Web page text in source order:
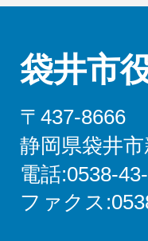
袋井市
〒437-8666
静岡県袋井市
電話:0538-
ファクス